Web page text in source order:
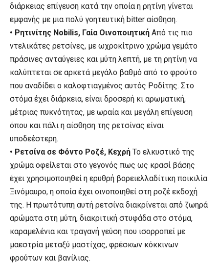
διάρκειας επίγευση κατά την οποία η ρητίνη γίνεται
εμφανής με μια πολύ γοητευτική bitter αίσθηση.
• Ρητινίτης Nobilis, Γαία Οινοποιητική Από τις πιο
ντελικάτες ρετσίνες, με ωχροκίτρινο χρώμα γεμάτο
πράσινες ανταύγειες και μύτη λεπτή, με τη ρητίνη να
καλύπτεται σε αρκετά μεγάλο βαθμό από το φρούτο
που αναδίδει ο καλοφτιαγμένος αυτός Ροδίτης. Στο
στόμα έχει διάρκεια, είναι δροσερή κι αρωματική,
μέτριας πυκνότητας, με ωραία και μεγάλη επίγευση
όπου και πάλι η αίσθηση της ρετσίνας είναι
υποδεέστερη.
• Ρετσίνα σε Φόντο Ροζέ, Κεχρή Το ελκυστικό της
χρώμα οφείλεται στο γεγονός πως ως κρασί βάσης
έχει χρησιμοποιηθεί η ερυθρή βορειελλαδίτικη ποικιλία
Ξινόμαυρο, η οποία έχει οινοποιηθεί στη ροζέ εκδοχή
της. Η πρωτότυπη αυτή ρετσίνα διακρίνεται από ζωηρά
αρώματα στη μύτη, διακριτική στυφάδα στο στόμα,
καραμελένια και τραγανή γεύση που ισορροπεί με
μαεστρία μεταξύ μαστίχας, φρέσκων κόκκινων
φρούτων και βανίλιας.